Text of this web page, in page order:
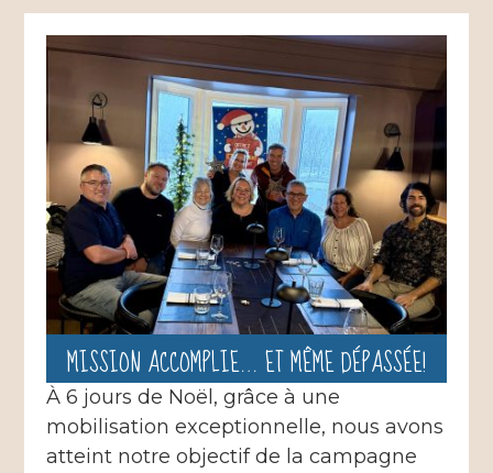
MISSION ACCOMPLIE… ET MÊME DÉPASSÉE!
À 6 jours de Noël, grâce à une
mobilisation exceptionnelle, nous avons
atteint notre objectif de la campagne